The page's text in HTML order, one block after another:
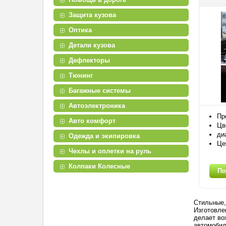
Защита кузова
Оптика
Детали кузова
Дефлекторы
Тюнинг
Багажные системы
Автоэлектроника
Авто комфорт
Одежда и экипировка
Чехлы и оплетки на руль
Колпаки Колесные
делает